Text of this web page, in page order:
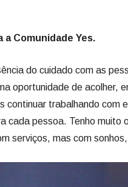
a Comunidade Yes.
do cuidado com as
oportunidade de acolher,
continuar trabalhando com
cada pessoa. Tenho
serviços, mas com